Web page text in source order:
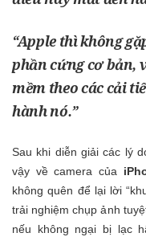
“Apple thì không
phần cứng cơ bản,
mềm theo các cải
hành nó.”
Sau khi diễn giải các lý
vậy về camera của
không quên để lại lời
trải nghiệm chụp ảnh
nếu không ngại bị lạc